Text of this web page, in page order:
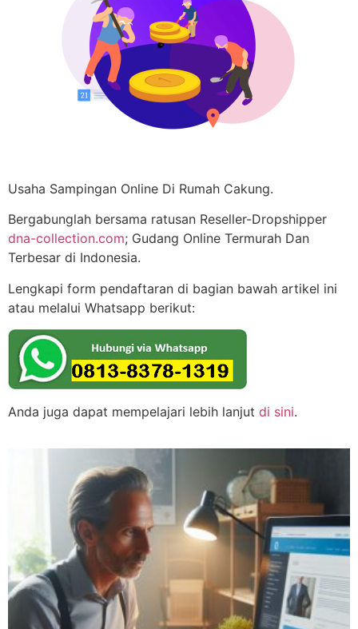
Usaha Sampingan Online Di Rumah Cakung.
Bergabunglah bersama ratusan Reseller-Dropshipper
dna-collection.com; Gudang Online Termurah Dan
Terbesar di Indonesia.
Lengkapi form pendaftaran di bagian bawah artikel ini
atau melalui Whatsapp berikut:
Anda juga dapat mempelajari lebih lanjut di sini.